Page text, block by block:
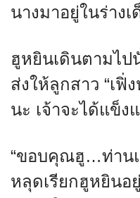
นางมาอยู่ในร่าง
ฮูหยินเดินตามไป
ส่งให้ลูกสาว “เฟิ่
นะ เจ้าจะได้แข็งแ
“ขอบคุณฮู…ท่านแ
หลุดเรียกฮูหยินอ